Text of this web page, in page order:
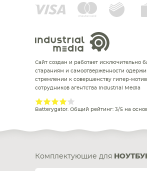
Сайт создан и работает исключительно
стараниям и самоотверженности
стремлении к совершенству гипер-
сотрудников агентства Industrial Media
Batterygator. Общий рейтинг: 3/5 на
Комплектующие для